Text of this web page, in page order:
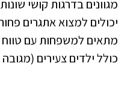
מגוונים בדרגות קושי
יכולים למצוא אתגרים
מתאים למשפחות עם טווח
כולל ילדים צעירים